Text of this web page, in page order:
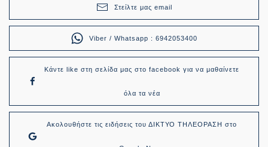
Στείλτε μας email
Viber / Whatsapp : 6942053400
Κάντε like στη σελίδα μας στο facebook για να μαθαίνετε
όλα τα νέα
Ακολουθήστε τις ειδήσεις του ΔΙΚΤΥΟ ΤΗΛΕΟΡΑΣΗ στο